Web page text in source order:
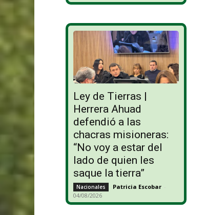
Ley de Tierras |
Herrera Ahuad
defendió a las
chacras misioneras:
“No voy a estar del
lado de quien les
saque la tierra”
Nacionales Patricia Escobar -
04/08/2026